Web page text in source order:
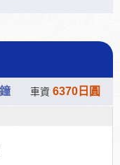
車資 6370日圓